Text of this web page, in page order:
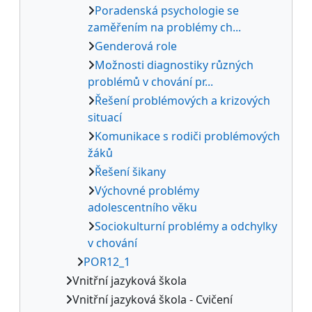
Poradenská psychologie se
zaměřením na problémy ch...
Genderová role
Možnosti diagnostiky různých
problémů v chování pr...
Řešení problémových a krizových
situací
Komunikace s rodiči problémových
žáků
Řešení šikany
Výchovné problémy
adolescentního věku
Sociokulturní problémy a odchylky
v chování
POR12_1
Vnitřní jazyková škola
Vnitřní jazyková škola - Cvičení